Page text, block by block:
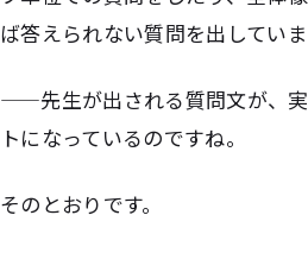
ば答えられない質問を出していま
——先生が出される質問文が、
トになっているのですね。
そのとおりです。